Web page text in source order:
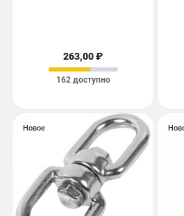
263,00 ₽
162 доступно
Новое